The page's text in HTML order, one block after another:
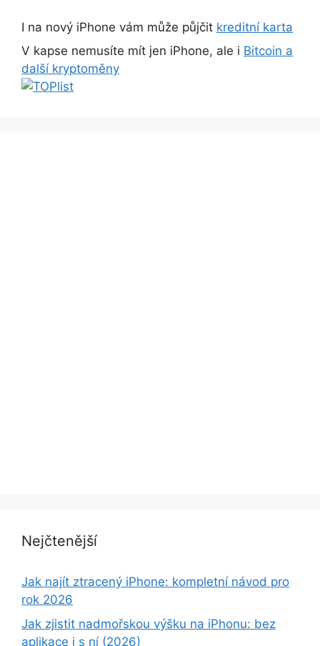
I na nový iPhone vám může půjčit kreditní karta
V kapse nemusíte mít jen iPhone, ale i Bitcoin a
další kryptoměny
Nejčtenější
Jak najít ztracený iPhone: kompletní návod pro
rok 2026
Jak zjistit nadmořskou výšku na iPhonu: bez
aplikace i s ní (2026)